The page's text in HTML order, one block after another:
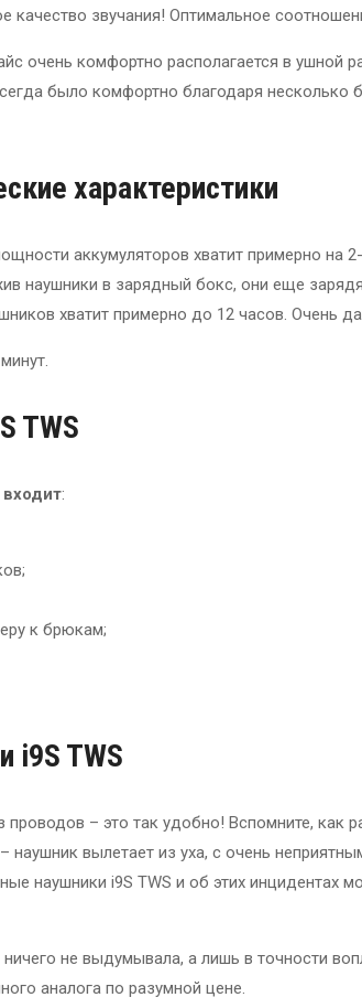
качество звучания! Оптимальное
очень комфортно располагается в ушной
было комфортно благодаря несколько
характеристики
аккумуляторов хватит примерно на
наушники в зарядный бокс, они еще
хватит примерно до 12 часов. Очень
TWS
входит:
к брюкам;
i9S TWS
– это так удобно! Вспомните, как
наушник вылетает из уха, с очень
наушники i9S TWS и об этих инцидентах
не выдумывала, а лишь в точности
аналога по разумной цене.